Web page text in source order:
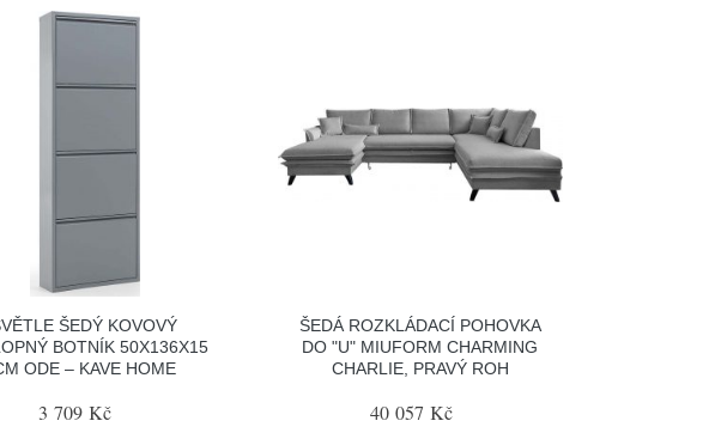
ŠEDÝ KOVOVÝ
BOTNÍK 50X136X15
ODE – KAVE HOME
3 709 Kč
ŠEDÁ ROZKLÁDACÍ POHOVKA
DO "U" MIUFORM CHARMING
CHARLIE, PRAVÝ ROH
40 057 Kč